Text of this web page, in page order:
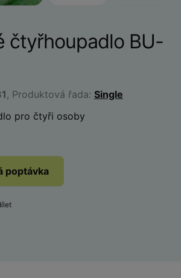
čtyřhoupadlo BU-
, Produktová řada: Single
pro čtyři osoby
poptávka